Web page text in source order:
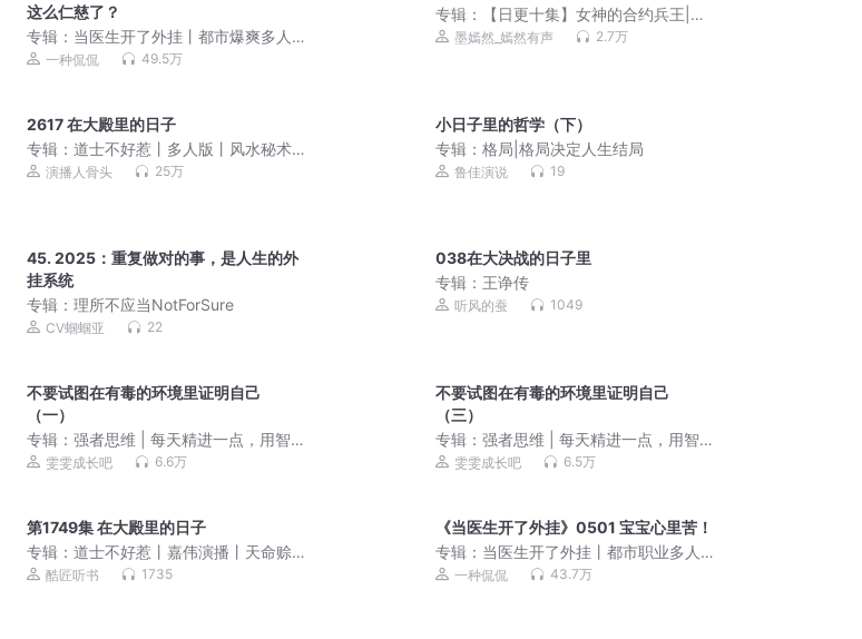
这么仁慈了？
专辑： 当医生开了外挂丨都市爆爽多人
剧丨喜马拉雅铁三角
一种侃侃 49.5万
专辑：
【日更十集】女神的合约兵王|赘
婿战神|Ai多播
墨嫣然_嫣然有声 2.7万
2617 在大殿里的日子
专辑：道士不好惹丨多人版丨风水秘术
丨爆笑丨都市丨悬疑恐怖灵异
演播人骨头 25万
小日子里的哲学（下）
专辑：格局|格局决定人生结局
鲁佳演说 19
45. 2025：重复做对的事，是人生的外
挂系统
专辑：理所不应当NotForSure
CV蝈蝈亚 22
038在大决战的日子里
专辑： 王诤传
听风的蚕 1049
不要试图在有毒的环境里证明自己
（一）
专辑：强者思维 | 每天精进一点，用智
慧助力成长
雯雯成长吧 6.6万
不要试图在有毒的环境里证明自己
（三）
专辑：强者思维 | 每天精进一点，用智
慧助力成长
雯雯成长吧 6.5万
第1749集 在大殿里的日子
专辑：道士不好惹丨嘉伟演播丨天命赊
刀人前传 免费福利
酷匠听书 1735
《当医生开了外挂》0501 宝宝心里苦！
专辑： 当医生开了外挂丨都市职业多人
剧丨一种侃侃｜VIP免费
一种侃侃 43.7万